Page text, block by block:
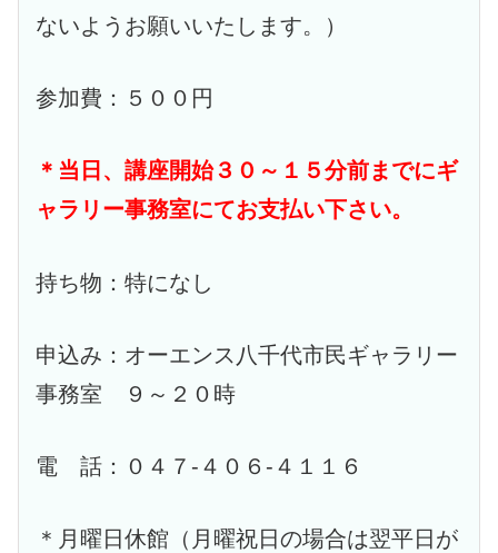
ないようお願いいたします。）
参加費：５００円
＊当日、講座開始３０～１５分前までにギ
ャラリー事務室にてお支払い下さい。
持ち物：特になし
申込み：オーエンス八千代市民ギャラリー
事務室 ９～２０時
電 話：０４７-４０６-４１１６
＊月曜日休館（月曜祝日の場合は翌平日が